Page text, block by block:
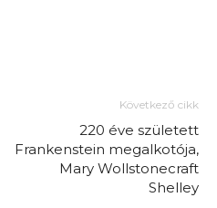
Következő cikk
220 éve született
Frankenstein megalkotója,
Mary Wollstonecraft
Shelley